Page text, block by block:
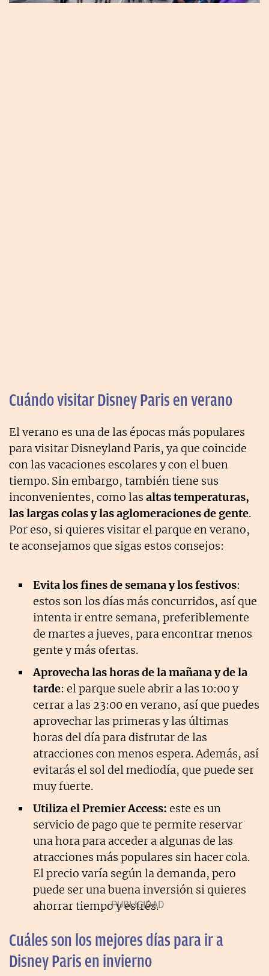
Cuándo visitar Disney Paris en verano
El verano es una de las épocas más populares
para visitar Disneyland Paris, ya que coincide
con las vacaciones escolares y con el buen
tiempo. Sin embargo, también tiene sus
inconvenientes, como las altas temperaturas,
las largas colas y las aglomeraciones de gente.
Por eso, si quieres visitar el parque en verano,
te aconsejamos que sigas estos consejos:
Evita los fines de semana y los festivos:
estos son los días más concurridos, así que
intenta ir entre semana, preferiblemente
de martes a jueves, para encontrar menos
gente y más ofertas.
Aprovecha las horas de la mañana y de la
tarde: el parque suele abrir a las 10:00 y
cerrar a las 23:00 en verano, así que puedes
aprovechar las primeras y las últimas
horas del día para disfrutar de las
atracciones con menos espera. Además, así
evitarás el sol del mediodía, que puede ser
muy fuerte.
Utiliza el Premier Access: este es un
servicio de pago que te permite reservar
una hora para acceder a algunas de las
atracciones más populares sin hacer cola.
El precio varía según la demanda, pero
puede ser una buena inversión si quieres
ahorrar tiempo y estrés.
Cuáles son los mejores días para ir a
Disney Paris en invierno